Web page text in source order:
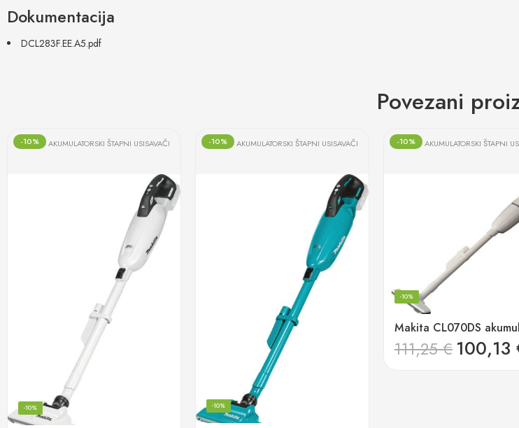
Dokumentacija
DCL283F.EE.A5.pdf
Povezani
-10% AKUMULATORSKI ŠTAPNI USISAVAČI
-10%
-10% AKUMULATORSKI ŠTAPNI USISAVAČI
-10%
-10% AKUMULATORSKI ŠTAPNI
-10%
111,25€ 100,13